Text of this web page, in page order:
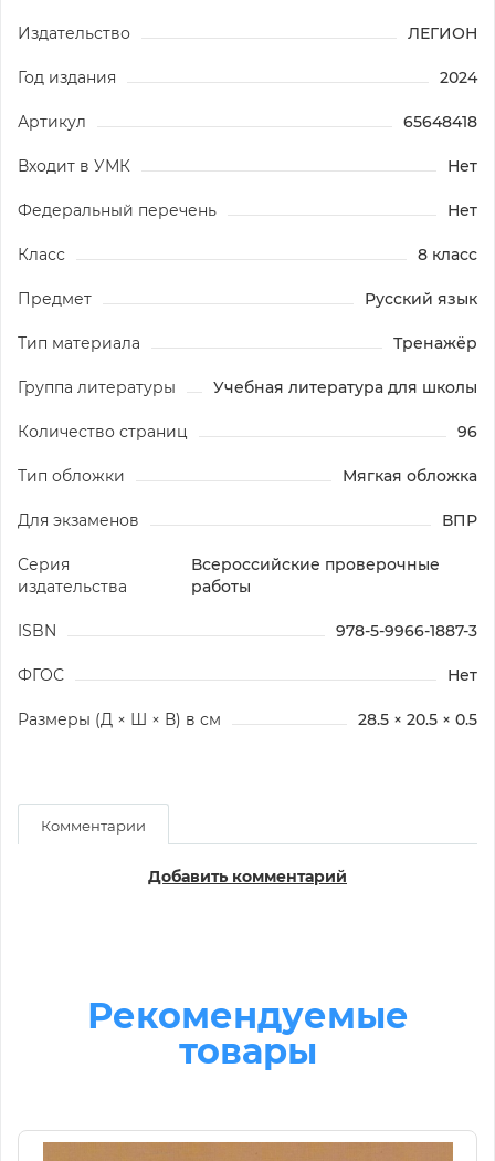
Издательство ЛЕГИОН
Год издания 2024
Артикул 65648418
Входит в УМК Нет
Федеральный перечень Нет
Класс 8 класс
Предмет Русский язык
Тип материала Тренажёр
Группа литературы Учебная литература для школы
Количество страниц 96
Тип обложки Мягкая обложка
Для экзаменов ВПР
Серия
издательства
Всероссийские проверочные
работы
ISBN 978-5-9966-1887-3
ФГОС Нет
Размеры (Д × Ш × В) в см 28.5 × 20.5 × 0.5
Комментарии
Добавить комментарий
Рекомендуемые
товары